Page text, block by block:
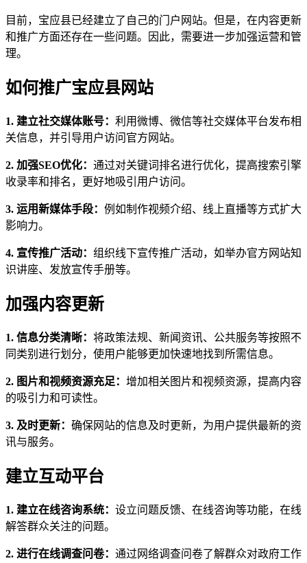
目前，宝应县已经建立了自己的门户网站。但是，在内容更新
和推广方面还存在一些问题。因此，需要进一步加强运营和管
理。
如何推广宝应县网站
1. 建立社交媒体账号： 利用微博、微信等社交媒体平台发布相
关信息，并引导用户访问官方网站。
2. 加强SEO优化： 通过对关键词排名进行优化，提高搜索引擎
收录率和排名，更好地吸引用户访问。
3. 运用新媒体手段： 例如制作视频介绍、线上直播等方式扩大
影响力。
4. 宣传推广活动： 组织线下宣传推广活动，如举办官方网站知
识讲座、发放宣传手册等。
加强内容更新
1. 信息分类清晰： 将政策法规、新闻资讯、公共服务等按照不
同类别进行划分，使用户能够更加快速地找到所需信息。
2. 图片和视频资源充足： 增加相关图片和视频资源，提高内容
的吸引力和可读性。
3. 及时更新： 确保网站的信息及时更新，为用户提供最新的资
讯与服务。
建立互动平台
1. 建立在线咨询系统： 设立问题反馈、在线咨询等功能，在线
解答群众关注的问题。
2. 进行在线调查问卷： 通过网络调查问卷了解群众对政府工作